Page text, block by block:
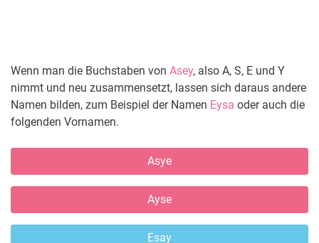
Wenn man die Buchstaben von Asey, also A, S, E und Y
nimmt und neu zusammensetzt, lassen sich daraus andere
Namen bilden, zum Beispiel der Namen Eysa oder auch die
folgenden Vornamen.
Asye
Ayse
Esay